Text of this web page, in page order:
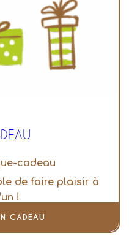
cadeau
de faire plaisir à
!
CADEAU